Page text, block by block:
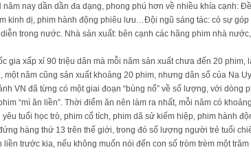
nay dần dần đa dạng, phong phú hơn về nhiều khía cạnh:
kinh dị, phim hành động phiêu lưu…Đội ngũ sáng tác: có sự góp
trong nước. Nhà sản xuất: bên cạnh các hãng phim nhà
gia xấp xỉ 90 triệu dân mà mỗi năm sản xuất chưa đến 20 phim,
năm cũng sản xuất khoảng 20 phim, nhưng dân số của Na
VN đã từng có một giai đoạn “bùng nổ” về số lượng, với dòng
“mì ăn liền”. Thời điểm ăn nên làm ra nhất, mỗi năm có
tuổi học trò, phim cổ tích, phim dã sử kiếm hiệp, phim hành
hàng thứ 13 trên thế giới, trong đó số lượng người trẻ tuổi
trước kia, nếu không muốn nói đến con số tròm trèm một trăm